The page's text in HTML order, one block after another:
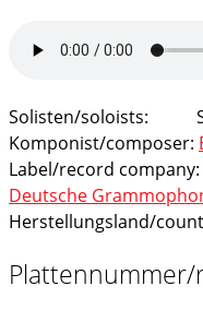
Solisten/soloists:
Komponist/composer:
Label/record company:
Deutsche
Herstellungsland/